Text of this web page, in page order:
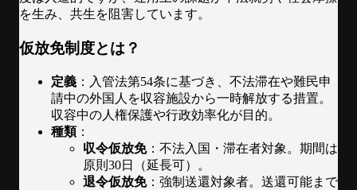
を生み、共生を阻害しています。
仮放免制度とは？
定義 ：入管法第54条に基づき、不法滞在や難民申
請中の外国人を収容施設から一時解放する措置。
収容中の人権保護や行政効率化が目的。
種類：
収令仮放免：不法入国・滞在者対象。期間は
原則30日（延長可）。
退令仮放免：強制送還対象者。送還可能まで